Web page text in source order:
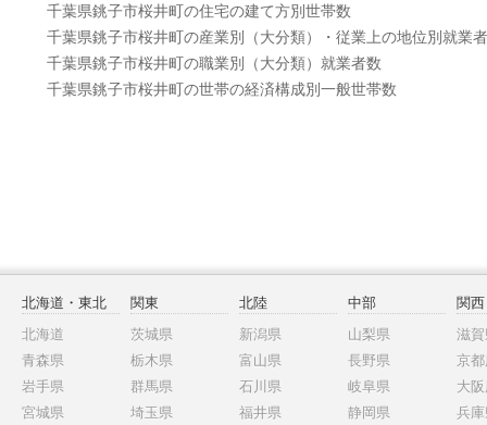
千葉県銚子市桜井町の住宅の建て方別世帯数
千葉県銚子市桜井町の産業別（大分類）・従業上の地位別就業
千葉県銚子市桜井町の職業別（大分類）就業者数
千葉県銚子市桜井町の世帯の経済構成別一般世帯数
北海道・東北
北海道
青森県
岩手県
宮城県
関東
茨城県
栃木県
群馬県
埼玉県
北陸
新潟県
富山県
石川県
福井県
中部
山梨県
長野県
岐阜県
静岡県
関西
滋
京
大
兵